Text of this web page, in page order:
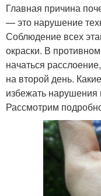
Главная причина
— это нарушение
Соблюдение всех
окраски. В
начаться
на второй день.
избежать нарушения
Рассмотрим